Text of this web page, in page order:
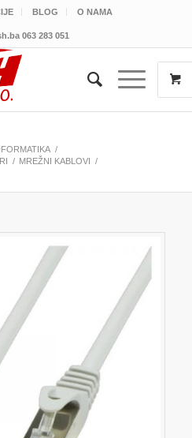
BLOG O NAMA
063 283 051
/
/ MREŽNI KABLOVI /